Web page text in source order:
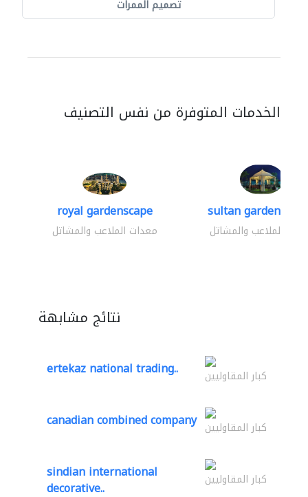
تصميم الممرات
الخدمات المتوفرة من نفس التصنيف
royal gardenscape
معدات الملاعب والمشاتل
sultan garden
الملاعب والمشاتل
نتائج مشابهة
ertekaz national trading.. كبار المقاوليين
canadian combined company كبار المقاوليين
sindian international
decorative.. كبار المقاوليين